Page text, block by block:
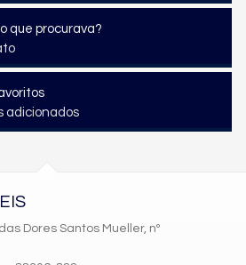
que procurava?
adicionados
Dores Santos Mueller, nº